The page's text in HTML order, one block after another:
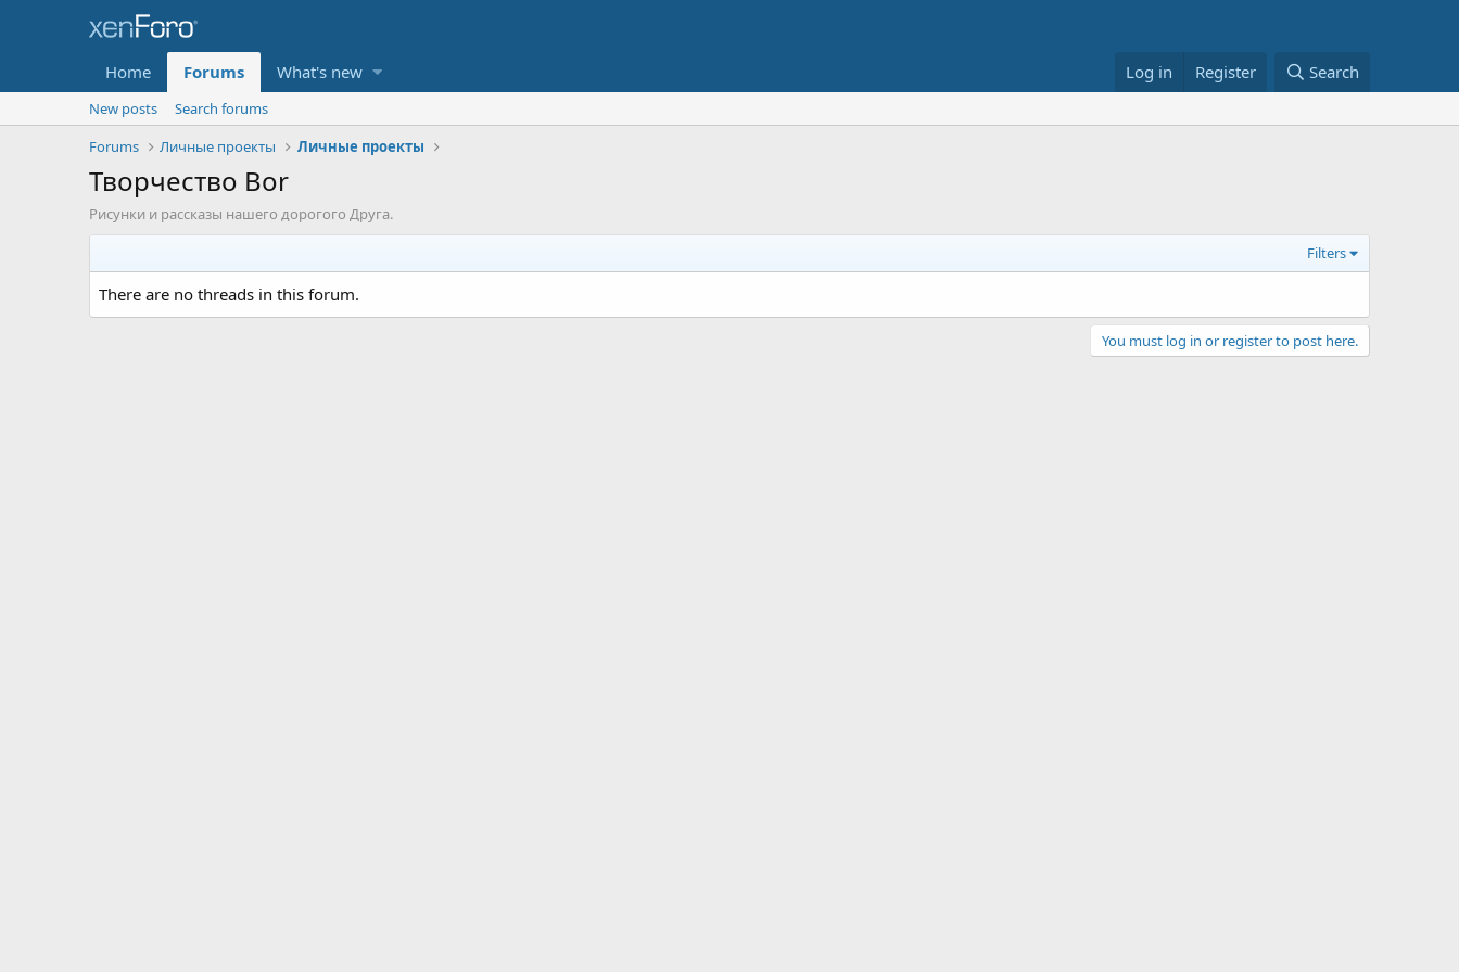
Home Forums What's new Log in Register Search
New posts
Search forums
Forums
Личные проекты Личные проекты
Творчество Bor
Рисунки и рассказы нашего дорогого Друга.
Filters
There are no threads in this forum.
You must log in or register to post here.